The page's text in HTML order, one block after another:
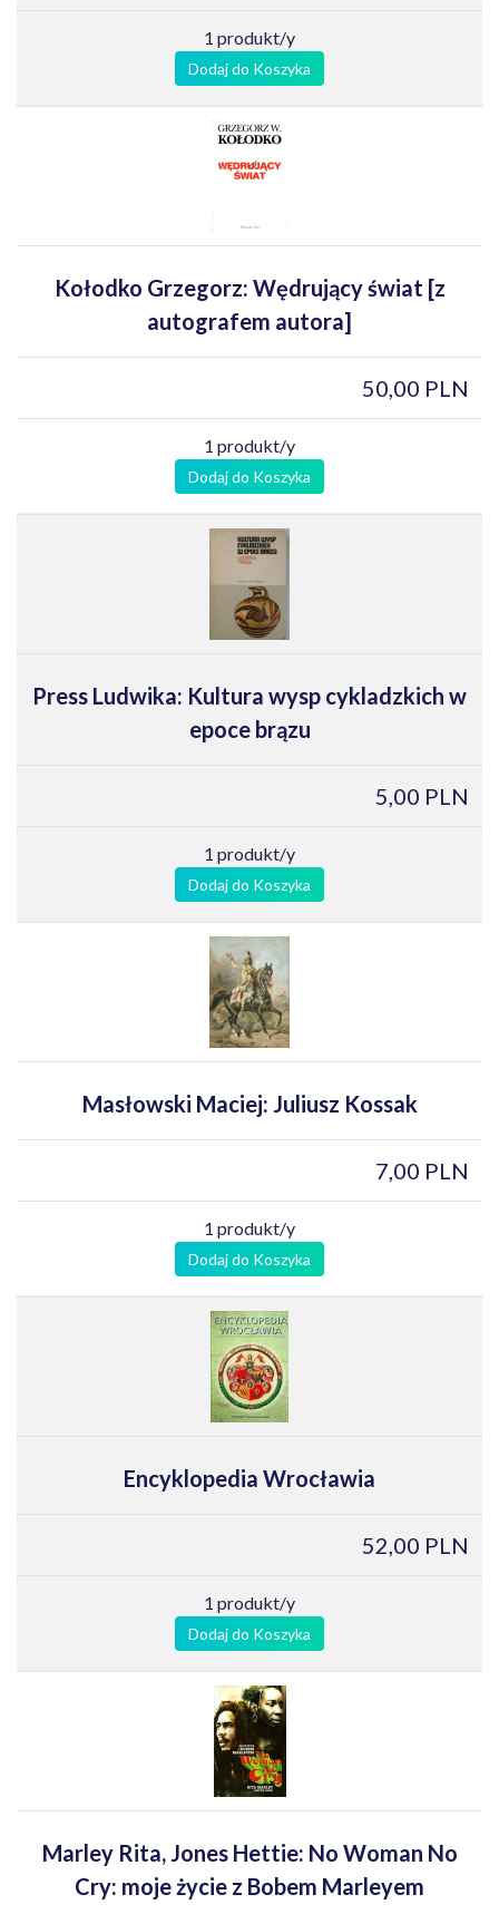
1 produkt/y
Dodaj do Koszyka
Kołodko Grzegorz: Wędrujący świat [z
autografem autora]
50,00 PLN
1 produkt/y
Dodaj do Koszyka
Press Ludwika: Kultura wysp cykladzkich w
epoce brązu
5,00 PLN
1 produkt/y
Dodaj do Koszyka
Masłowski Maciej: Juliusz Kossak
7,00 PLN
1 produkt/y
Dodaj do Koszyka
Encyklopedia Wrocławia
52,00 PLN
1 produkt/y
Dodaj do Koszyka
Marley Rita, Jones Hettie: No Woman No
Cry: moje życie z Bobem Marleyem